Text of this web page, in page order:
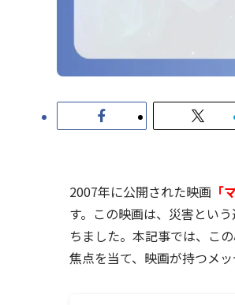
2007年に公開された映画 「
す。この映画は、災害とい
ちました。本記事では、こ
焦点を当て、映画が持つメ